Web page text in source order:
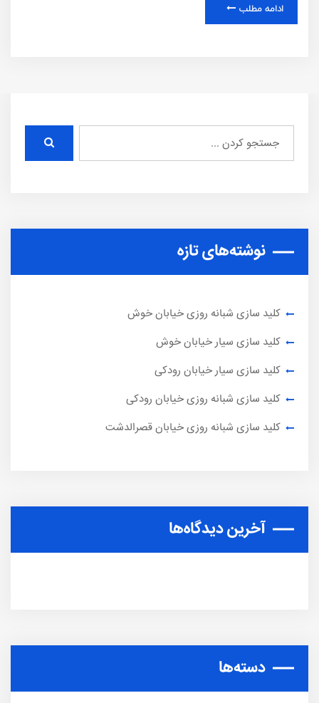
ادامه مطلب
نوشته‌های تازه
کلید سازی شبانه روزی خیابان خوش
کلید سازی سیار خیابان خوش
کلید سازی سیار خیابان رودکی
کلید سازی شبانه روزی خیابان رودکی
کلید سازی شبانه روزی خیابان قصرالدشت
آخرین دیدگاه‌ها
دسته‌ها